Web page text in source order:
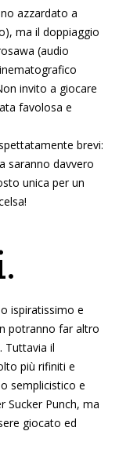
azzardato a
ma il doppiaggio
(audio
invito a giocare
favolosa e
brevi:
saranno davvero
unica per un
ispiratissimo e
potranno far altro
Tuttavia il
più rifiniti e
semplicistico e
Sucker Punch, ma
giocato ed